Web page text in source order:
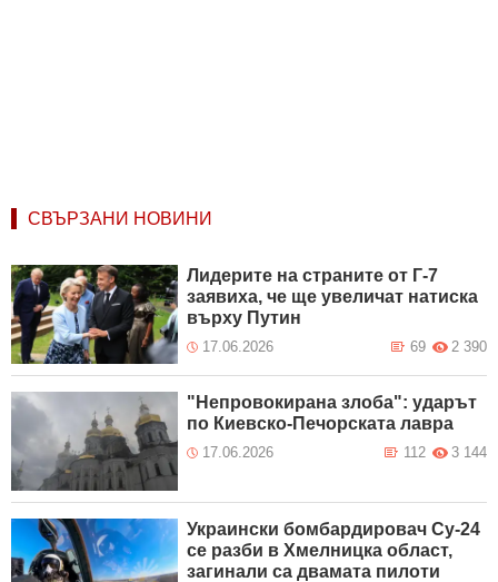
СВЪРЗАНИ НОВИНИ
Лидерите на страните от Г-7
заявиха, че ще увеличат натиска
върху Путин
17.06.2026 2 390
69
"Непровокирана злоба": ударът
по Киевско-Печорската лавра
17.06.2026 3 144
112
Украински бомбардировач Су-24
се разби в Хмелницка област,
загинали са двамата пилоти